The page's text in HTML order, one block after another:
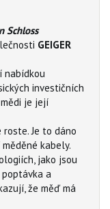
Schloss
GEIGER
nabídkou
investičních
je její
Je to dáno
kabely.
jako jsou
a
že měď má